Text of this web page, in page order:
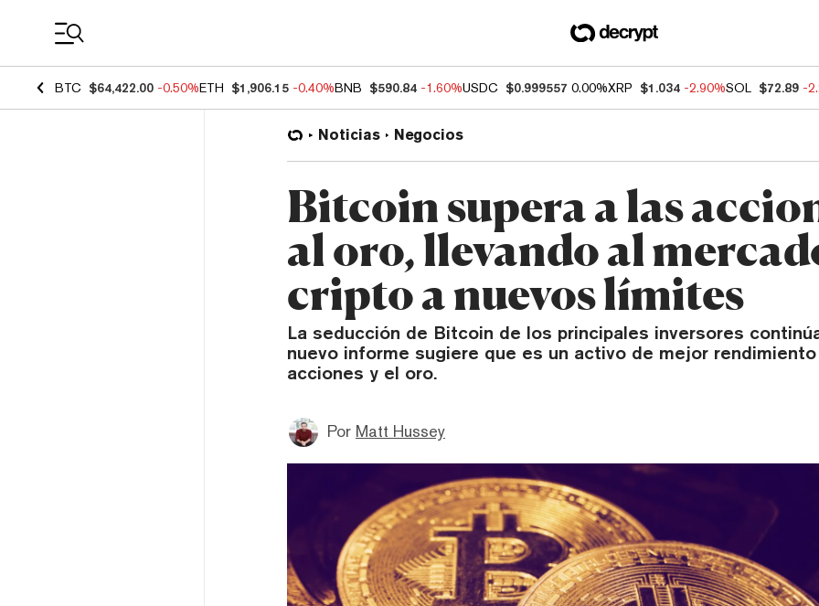
BTC $64,422.00 -0.50%ETH $1,906.15 -0.40%BNB $590.84 -1.60%USDC $0.999557 0.00%XRP $1.034 -2.90%SOL $72.89 -
Noticias Negocios
Bitcoin supera a las
al oro, llevando al
cripto a nuevos límites
La seducción de Bitcoin de los principales inversores
nuevo informe sugiere que es un activo de mejor
acciones y el oro.
Por Matt Hussey